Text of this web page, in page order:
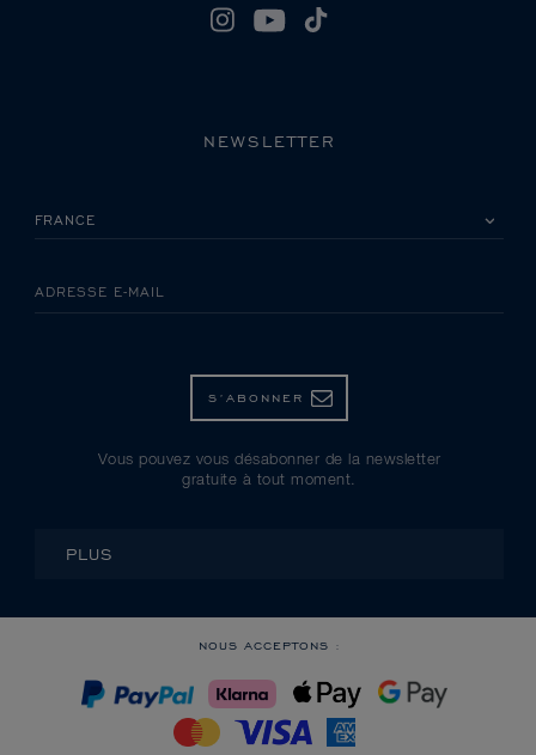
NEWSLETTER
ADRESSE E-MAIL
S’ABONNER
Vous pouvez vous désabonner de la newsletter
gratuite à tout moment.
PLUS
NOUS ACCEPTONS :